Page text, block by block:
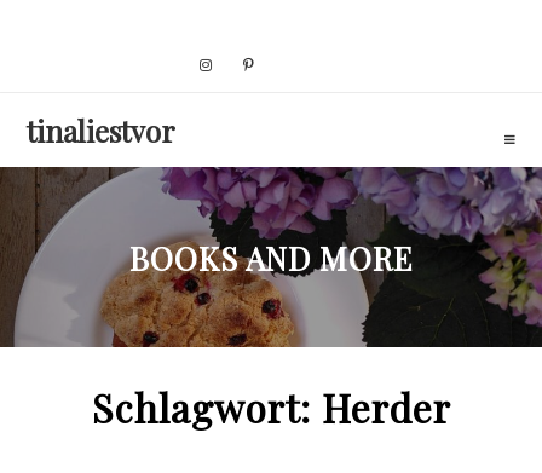
tinaliestvor
BOOKS AND MORE
Schlagwort: Herder